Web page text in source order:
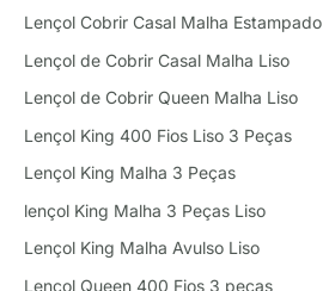
Lençol Cobrir Casal Malha Estampado
Lençol de Cobrir Casal Malha Liso
Lençol de Cobrir Queen Malha Liso
Lençol King 400 Fios Liso 3 Peças
Lençol King Malha 3 Peças
lençol King Malha 3 Peças Liso
Lençol King Malha Avulso Liso
Lençol Queen 400 Fios 3 peças